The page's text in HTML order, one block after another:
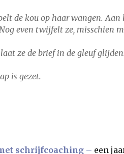
de kou op haar wangen.
even twijfelt ze, misschien
ze de brief in de gleuf
is gezet.
schrijfcoaching – een